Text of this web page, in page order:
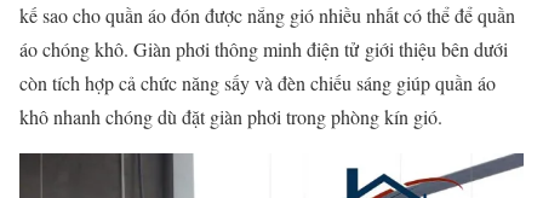
kế sao cho quần áo đón được nắng gió nhiều nhất có thể để quần
áo chóng khô. Giàn phơi thông minh điện tử giới thiệu bên dưới
còn tích hợp cả chức năng sấy và đèn chiếu sáng giúp quần áo
khô nhanh chóng dù đặt giàn phơi trong phòng kín gió.